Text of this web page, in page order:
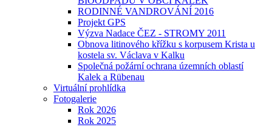
RODINNÉ VANDROVÁNÍ 2016
Projekt GPS
Výzva Nadace ČEZ - STROMY 2011
Obnova litinového křížku s korpusem Krista u
kostela sv. Václava v Kalku
Společná požární ochrana územních oblastí
Kalek a Rübenau
Virtuální prohlídka
Fotogalerie
Rok 2026
Rok 2025